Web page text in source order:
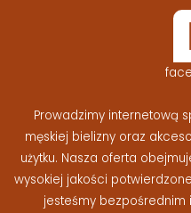
Prowadzimy internetową
męskiej bielizny oraz
użytku. Nasza oferta
wysokiej jakości
jesteśmy